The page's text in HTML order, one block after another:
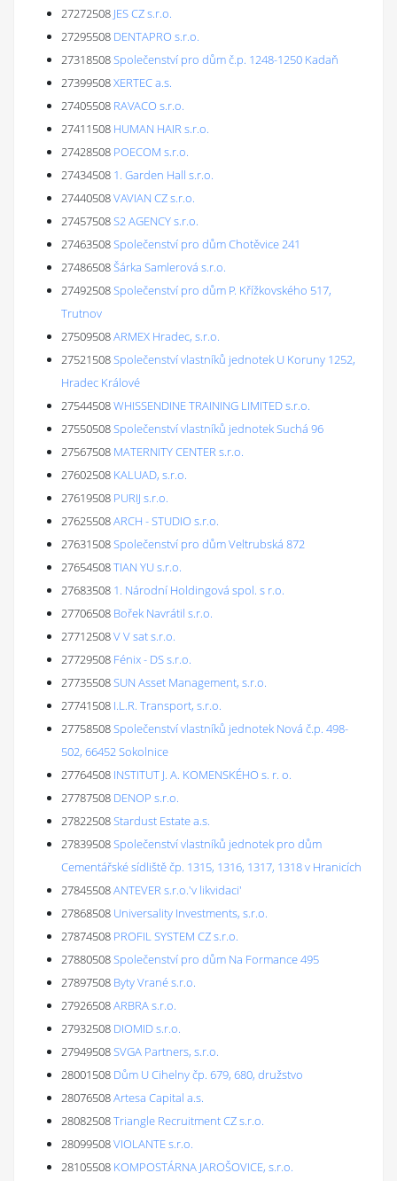
27272508 JES CZ s.r.o.
27295508 DENTAPRO s.r.o.
27318508Společenství pro dům č.p. 1248-1250 Kadaň
27399508XERTEC a.s.
27405508 RAVACO s.r.o.
27411508 HUMAN HAIR s.r.o.
27428508 POECOM s.r.o.
27434508 1. Garden Hall s.r.o.
27440508VAVIAN CZ s.r.o.
27457508S2 AGENCY s.r.o.
27463508Společenství pro dům Chotěvice 241
27486508Šárka Samlerová s.r.o.
27492508Společenství pro dům P. Křížkovského 517,
Trutnov
27509508ARMEX Hradec, s.r.o.
27521508Společenství vlastníků jednotek U Koruny 1252,
Hradec Králové
27544508WHISSENDINE TRAINING LIMITED s.r.o.
27550508Společenství vlastníků jednotek Suchá 96
27567508 MATERNITY CENTER s.r.o.
27602508 KALUAD, s.r.o.
27619508 PURIJ s.r.o.
27625508ARCH - STUDIO s.r.o.
27631508Společenství pro dům Veltrubská 872
27654508TIAN YU s.r.o.
27683508 1. Národní Holdingová spol. s r.o.
27706508 Bořek Navrátil s.r.o.
27712508V V sat s.r.o.
27729508 Fénix - DS s.r.o.
27735508SUN Asset Management, s.r.o.
27741508 I.L.R. Transport, s.r.o.
27758508Společenství vlastníků jednotek Nová č.p. 498-
502, 66452 Sokolnice
27764508 INSTITUT J. A. KOMENSKÉHO s. r. o.
27787508 DENOP s.r.o.
27822508Stardust Estate a.s.
27839508Společenství vlastníků jednotek pro dům
Cementářské sídliště čp. 1315, 1316, 1317, 1318 v Hranicích
27845508ANTEVER s.r.o.'v likvidaci'
27868508 Universality Investments, s.r.o.
27874508 PROFIL SYSTEM CZ s.r.o.
27880508Společenství pro dům Na Formance 495
27897508 Byty Vrané s.r.o.
27926508ARBRA s.r.o.
27932508 DIOMID s.r.o.
27949508SVGA Partners, s.r.o.
28001508 Dům U Cihelny čp. 679, 680, družstvo
28076508Artesa Capital a.s.
28082508Triangle Recruitment CZ s.r.o.
28099508VIOLANTE s.r.o.
28105508 KOMPOSTÁRNA JAROŠOVICE, s.r.o.